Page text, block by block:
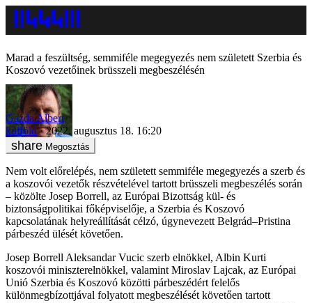
Marad a feszültség, semmiféle megegyezés nem született Szerbia és
Koszovó vezetőinek brüsszeli megbeszélésén
Gazda Albert
külföld
2022. augusztus 18. 16:20
Megosztás
Nem volt előrelépés, nem született semmiféle megegyezés a szerb és
a koszovói vezetők részvételével tartott brüsszeli megbeszélés során
– közölte Josep Borrell, az Európai Bizottság kül- és
biztonságpolitikai főképviselője, a Szerbia és Koszovó
kapcsolatának helyreállítását célzó, úgynevezett Belgrád–Pristina
párbeszéd ülését követően.
Josep Borrell Aleksandar Vucic szerb elnökkel, Albin Kurti
koszovói miniszterelnökkel, valamint Miroslav Lajcak, az Európai
Unió Szerbia és Koszovó közötti párbeszédért felelős
különmegbízottjával folyatott megbeszélését követően tartott